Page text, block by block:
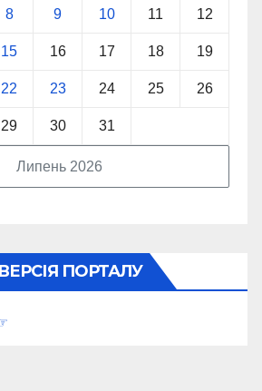
Липень 2026
8 9 10 11 12
15 16 17 18 19
22 23 24 25 26
29 30 31
ПОРТАЛУ